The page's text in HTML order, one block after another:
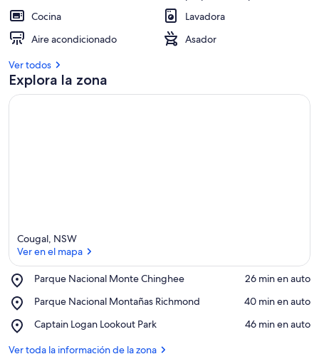
Cocina
Lavadora
Aire acondicionado
Asador
Ver todos
Explora la zona
Cougal, NSW
Ver en el mapa
Parque Nacional Monte Chinghee
Place,
Nacional
Chinghee
‪26 min en auto‬
Parque Nacional Montañas Richmond
Place,
Nacional
Richmond
‪40 min en auto‬
Captain Logan Lookout Park
Place,
Logan
‪46 min en auto‬
Ver toda la información de la zona